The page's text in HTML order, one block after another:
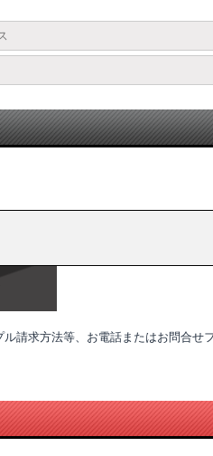
請求方法等、お電話またはお問合せ